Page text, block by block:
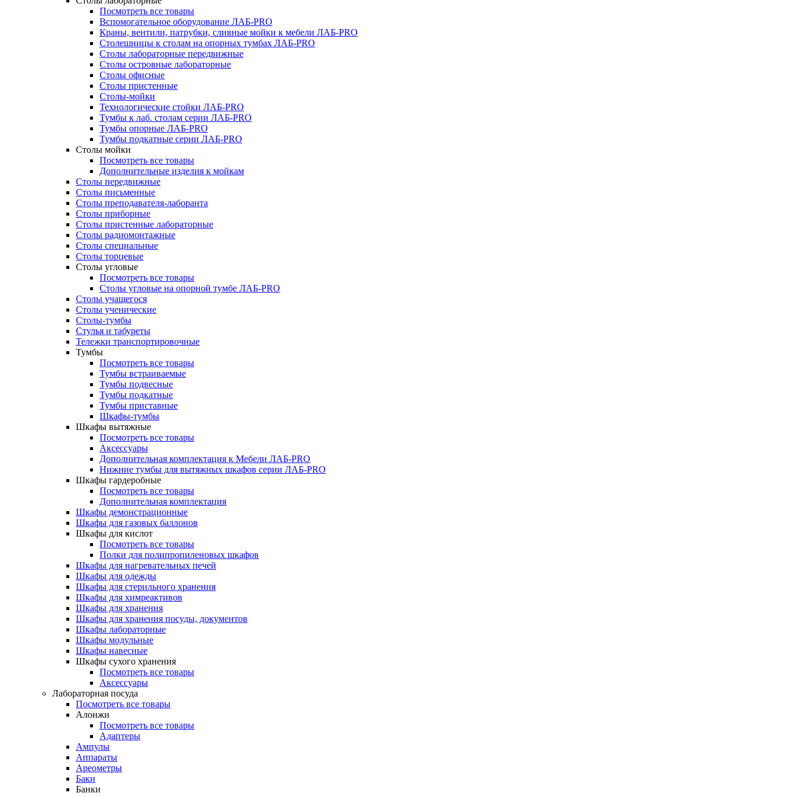
Посмотреть все товары
Вспомогательное оборудование ЛАБ-PRO
Краны, вентили, патрубки, сливные мойки к мебели ЛАБ-PRO
Столешницы к столам на опорных тумбах ЛАБ-PRO
Столы лабораторные передвижные
Столы островные лабораторные
Столы офисные
Столы пристенные
Столы-мойки
Технологические стойки ЛАБ-PRO
Тумбы к лаб. столам серии ЛАБ-PRO
Тумбы опорные ЛАБ-PRO
Тумбы подкатные серии ЛАБ-PRO
Столы мойки
Посмотреть все товары
Дополнительные изделия к мойкам
Столы передвижные
Столы письменные
Столы преподавателя-лаборанта
Столы приборные
Столы пристенные лабораторные
Столы радиомонтажные
Столы специальные
Столы торцевые
Столы угловые
Посмотреть все товары
Столы угловые на опорной тумбе ЛАБ-PRO
Столы учащегося
Столы ученические
Столы-тумбы
Стулья и табуреты
Тележки транспортировочные
Тумбы
Посмотреть все товары
Тумбы встраиваемые
Тумбы подвесные
Тумбы подкатные
Тумбы приставные
Шкафы-тумбы
Шкафы вытяжные
Посмотреть все товары
Аксессуары
Дополнительная комплектация к Мебели ЛАБ-PRO
Нижние тумбы для вытяжных шкафов серии ЛАБ-PRO
Шкафы гардеробные
Посмотреть все товары
Дополнительная комплектация
Шкафы демонстрационные
Шкафы для газовых баллонов
Шкафы для кислот
Посмотреть все товары
Полки для полипропиленовых шкафов
Шкафы для нагревательных печей
Шкафы для одежды
Шкафы для стерильного хранения
Шкафы для химреактивов
Шкафы для хранения
Шкафы для хранения посуды, документов
Шкафы лабораторные
Шкафы модульные
Шкафы навесные
Шкафы сухого хранения
Посмотреть все товары
Аксессуары
Лабораторная посуда
Посмотреть все товары
Алонжи
Посмотреть все товары
Адаптеры
Ампулы
Аппараты
Ареометры
Баки
Банки